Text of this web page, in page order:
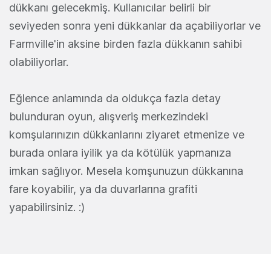
dükkanı gelecekmiş. Kullanıcılar belirli bir
seviyeden sonra yeni dükkanlar da açabiliyorlar ve
Farmville'in aksine birden fazla dükkanın sahibi
olabiliyorlar.
Eğlence anlamında da oldukça fazla detay
bulunduran oyun, alışveriş merkezindeki
komşularınızın dükkanlarını ziyaret etmenize ve
burada onlara iyilik ya da kötülük yapmanıza
imkan sağlıyor. Mesela komşunuzun dükkanına
fare koyabilir, ya da duvarlarına grafiti
yapabilirsiniz. :)